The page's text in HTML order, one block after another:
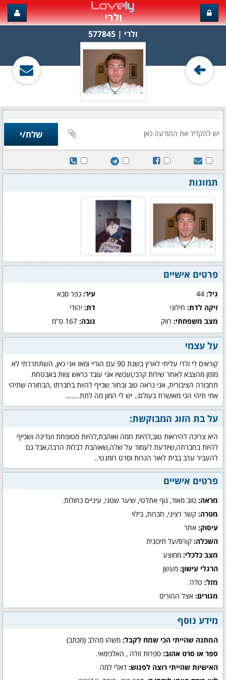
ולרי
ולרי‏ | 577845
תמונות
פרטים אישיים
גיל: עיר:כפר סבא
זיקה לדת: חילוני דת:יהודי
מצב משפחתי: רווק גובה:167 ס"מ
על עצמי
קוראים לי ולרי עליתי לארץ בשנת 90 עם הוריי ומאז אני כאן, השתחררתי לא
מזמן מהצבא לאחר שירות קרבי,ועכשיו אני עובד כראש צוות באבטחת
תחבורה הציבורית, אני נראה טוב ובחור שכייף להיות בחברתו ,הבחורה שתיהי
אתי תיהי הכי מאושרת בעולם.. יש לי המון מה לתת.......
על בת הזוג המבוקשת:
היא צריכה להיראות טוב,להיות חמה ואוהבת,להיות מטופחת ועדינה ושכייף
להיות בחברתה,שיודעת לעמוד על שלה,שאוהבת לבלות הרבה,אבל גם
להעביר ערב בבית לאור הנרות וסרט רומנטי..
פרטים אישיים
מראה: טוב מאוד, גוף אתלטי, שיער שטני, עיניים כחולות.
מטרה: קשר רציני, חברות, בילוי
עיסוק: אחר
השכלה: קורס/על תיכונית
מצב כלכלי: ממוצע
הרגלי עישון: מעשן
מזל: טלה
מגורים: אצל ההורים
מידע נוסף
המתנה שהייתי הכי שמח לקבל: משהו מהלב (מכתב)
ספר או סרט אהוב: ספרות זולה , האלכימאי.
האישיות שהייתי רוצה לפגוש: דאלי למה